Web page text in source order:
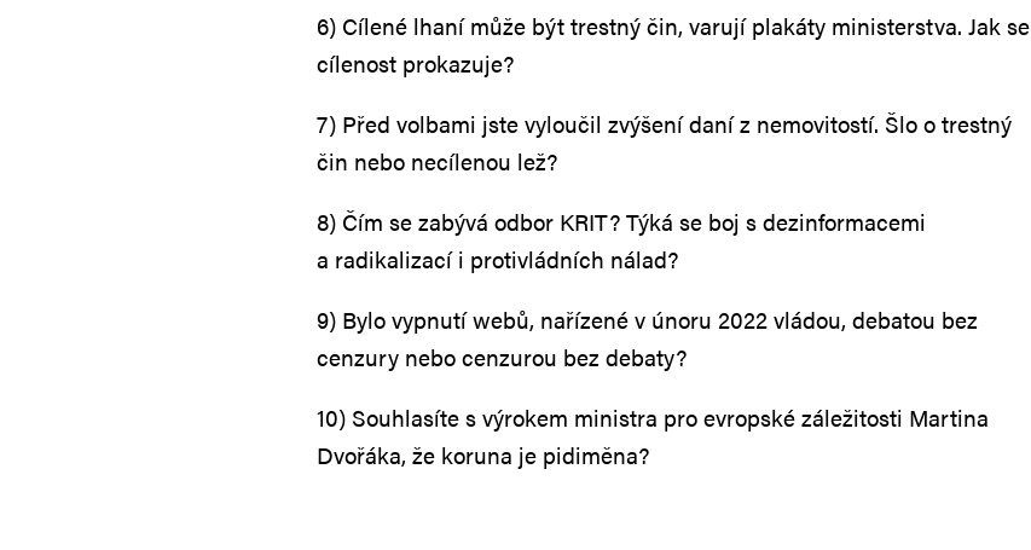
6) Cílené lhaní může být trestný čin, varují plakáty ministerstva. Jak se
cílenost prokazuje?
7) Před volbami jste vyloučil zvýšení daní z nemovitostí. Šlo o trestný
čin nebo necílenou lež?
8) Čím se zabývá odbor KRIT? Týká se boj s dezinformacemi
a radikalizací i protivládních nálad?
9) Bylo vypnutí webů, nařízené v únoru 2022 vládou, debatou bez
cenzury nebo cenzurou bez debaty?
10) Souhlasíte s výrokem ministra pro evropské záležitosti Martina
Dvořáka, že koruna je pidiměna?